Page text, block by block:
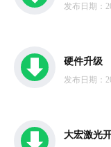
发布日期：
硬件升级
发布日期：
大宏激光